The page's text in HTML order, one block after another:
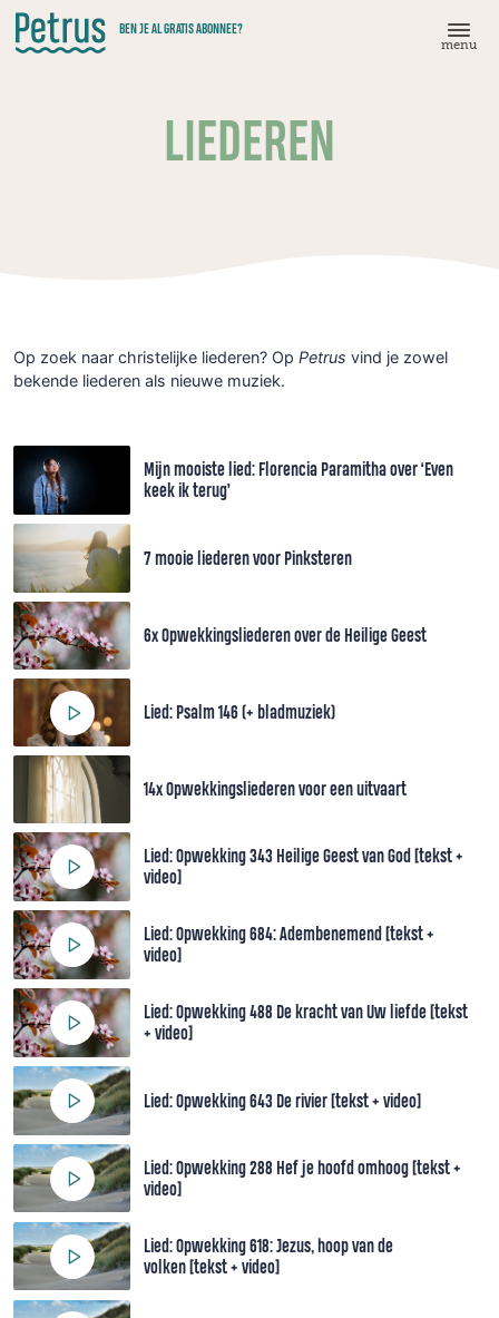
Doorgaan
naar
hoofdinhoud
BEN JE AL GRATIS ABONNEE?
menu
LIEDEREN
Op zoek naar christelijke liederen? Op Petrus vind je zowel
bekende liederen als nieuwe muziek.
Mijn mooiste lied: Florencia Paramitha over ‘Even
keek ik terug’
7 mooie liederen voor Pinksteren
6x Opwekkingsliederen over de Heilige Geest
Lied: Psalm 146 (+ bladmuziek)
14x Opwekkingsliederen voor een uitvaart
Lied: Opwekking 343 Heilige Geest van God [tekst +
video]
Lied: Opwekking 684: Adembenemend [tekst +
video]
Lied: Opwekking 488 De kracht van Uw liefde [tekst
+ video]
Lied: Opwekking 643 De rivier [tekst + video]
Lied: Opwekking 288 Hef je hoofd omhoog [tekst +
video]
Lied: Opwekking 618: Jezus, hoop van de
volken [tekst + video]